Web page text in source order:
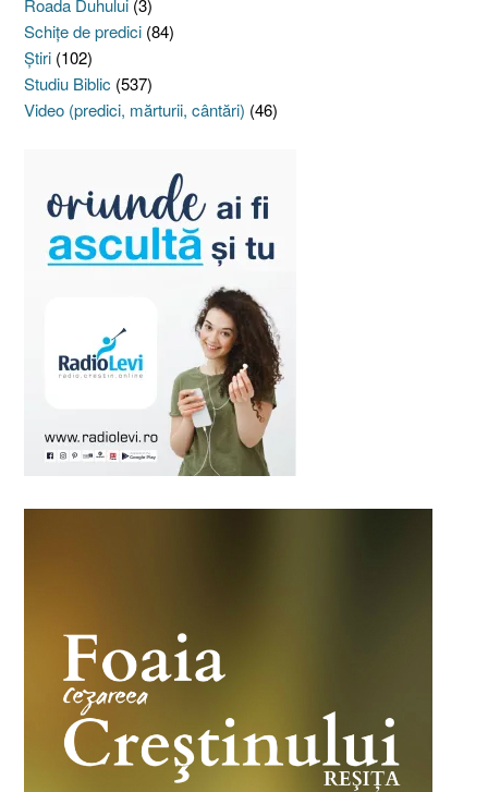
Schiţe de predici (84)
Ştiri (102)
Studiu Biblic (537)
Video (predici, mărturii, cântări) (46)